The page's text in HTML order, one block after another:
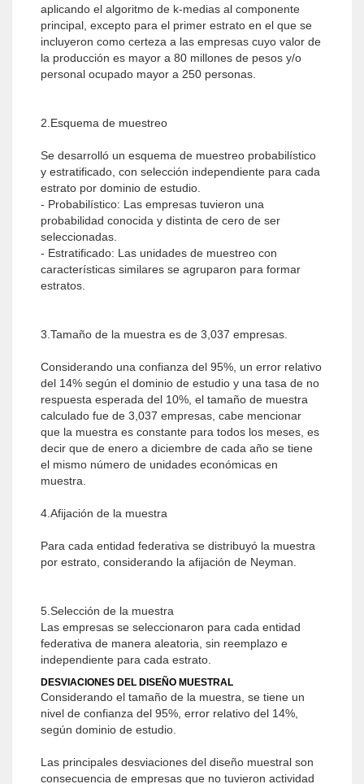
aplicando el algoritmo de k-medias al componente
principal, excepto para el primer estrato en el que se
incluyeron como certeza a las empresas cuyo valor de
la producción es mayor a 80 millones de pesos y/o
personal ocupado mayor a 250 personas.
2.Esquema de muestreo
Se desarrolló un esquema de muestreo probabilístico
y estratificado, con selección independiente para cada
estrato por dominio de estudio.
- Probabilístico: Las empresas tuvieron una
probabilidad conocida y distinta de cero de ser
seleccionadas.
- Estratificado: Las unidades de muestreo con
características similares se agruparon para formar
estratos.
3.Tamaño de la muestra es de 3,037 empresas.
Considerando una confianza del 95%, un error relativo
del 14% según el dominio de estudio y una tasa de no
respuesta esperada del 10%, el tamaño de muestra
calculado fue de 3,037 empresas, cabe mencionar
que la muestra es constante para todos los meses, es
decir que de enero a diciembre de cada año se tiene
el mismo número de unidades económicas en
muestra.
4.Afijación de la muestra
Para cada entidad federativa se distribuyó la muestra
por estrato, considerando la afijación de Neyman.
5.Selección de la muestra
Las empresas se seleccionaron para cada entidad
federativa de manera aleatoria, sin reemplazo e
independiente para cada estrato.
DESVIACIONES DEL DISEÑO MUESTRAL
Considerando el tamaño de la muestra, se tiene un
nivel de confianza del 95%, error relativo del 14%,
según dominio de estudio.
Las principales desviaciones del diseño muestral son
consecuencia de empresas que no tuvieron actividad